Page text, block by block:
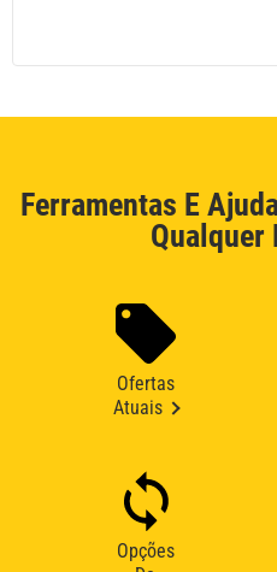
Ferramentas E
Qualquer
Ofertas
Atuais
Opções